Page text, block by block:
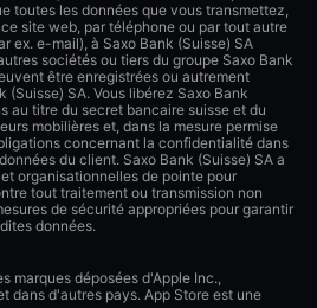
toutes les données que vous transmettez,
site web, par téléphone ou par tout autre
ex. e-mail), à Saxo Bank (Suisse) SA
sociétés ou tiers du groupe Saxo Bank
être enregistrées ou autrement
(Suisse) SA. Vous libérez Saxo Bank
au titre du secret bancaire suisse et du
mobilières et, dans la mesure permise
concernant la confidentialité dans
du client. Saxo Bank (Suisse) SA a
organisationnelles de pointe pour
tout traitement ou transmission non
de sécurité appropriées pour garantir
données.
marques déposées d'Apple Inc.,
dans d'autres pays. App Store est une